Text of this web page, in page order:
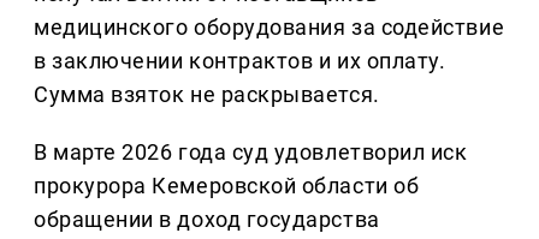
медицинского оборудования за содействие
в заключении контрактов и их оплату.
Сумма взяток не раскрывается.
В марте 2026 года суд удовлетворил иск
прокурора Кемеровской области об
обращении в доход государства